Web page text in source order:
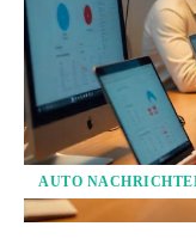
AUTO